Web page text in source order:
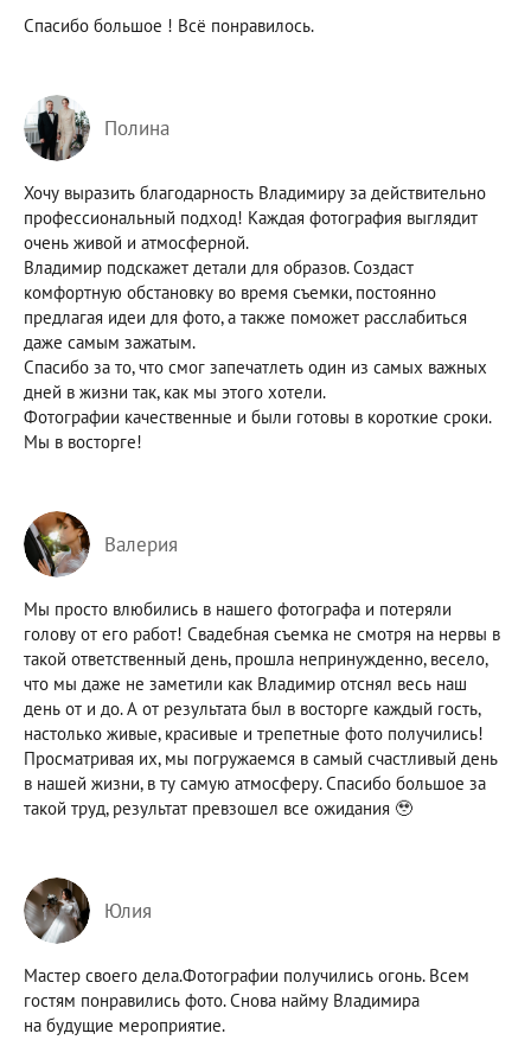
Спасибо большое ! Всё понравилось.
Полина
Хочу выразить благодарность Владимиру за действительно
профессиональный подход! Каждая фотография выглядит
очень живой и атмосферной.
Владимир подскажет детали для образов. Создаст
комфортную обстановку во время съемки, постоянно
предлагая идеи для фото, а также поможет расслабиться
даже самым зажатым.
Спасибо за то, что смог запечатлеть один из самых важных
дней в жизни так, как мы этого хотели.
Фотографии качественные и были готовы в короткие сроки.
Мы в восторге!
Валерия
Мы просто влюбились в нашего фотографа и потеряли
голову от его работ! Свадебная съемка не смотря на нервы в
такой ответственный день, прошла непринужденно, весело,
что мы даже не заметили как Владимир отснял весь наш
день от и до. А от результата был в восторге каждый гость,
настолько живые, красивые и трепетные фото получились!
Просматривая их, мы погружаемся в самый счастливый день
в нашей жизни, в ту самую атмосферу. Спасибо большое за
такой труд, результат превзошел все ожидания 🥹
Юлия
Мастер своего дела.Фотографии получились огонь. Всем
гостям понравились фото. Снова найму Владимира
на будущие мероприятие.